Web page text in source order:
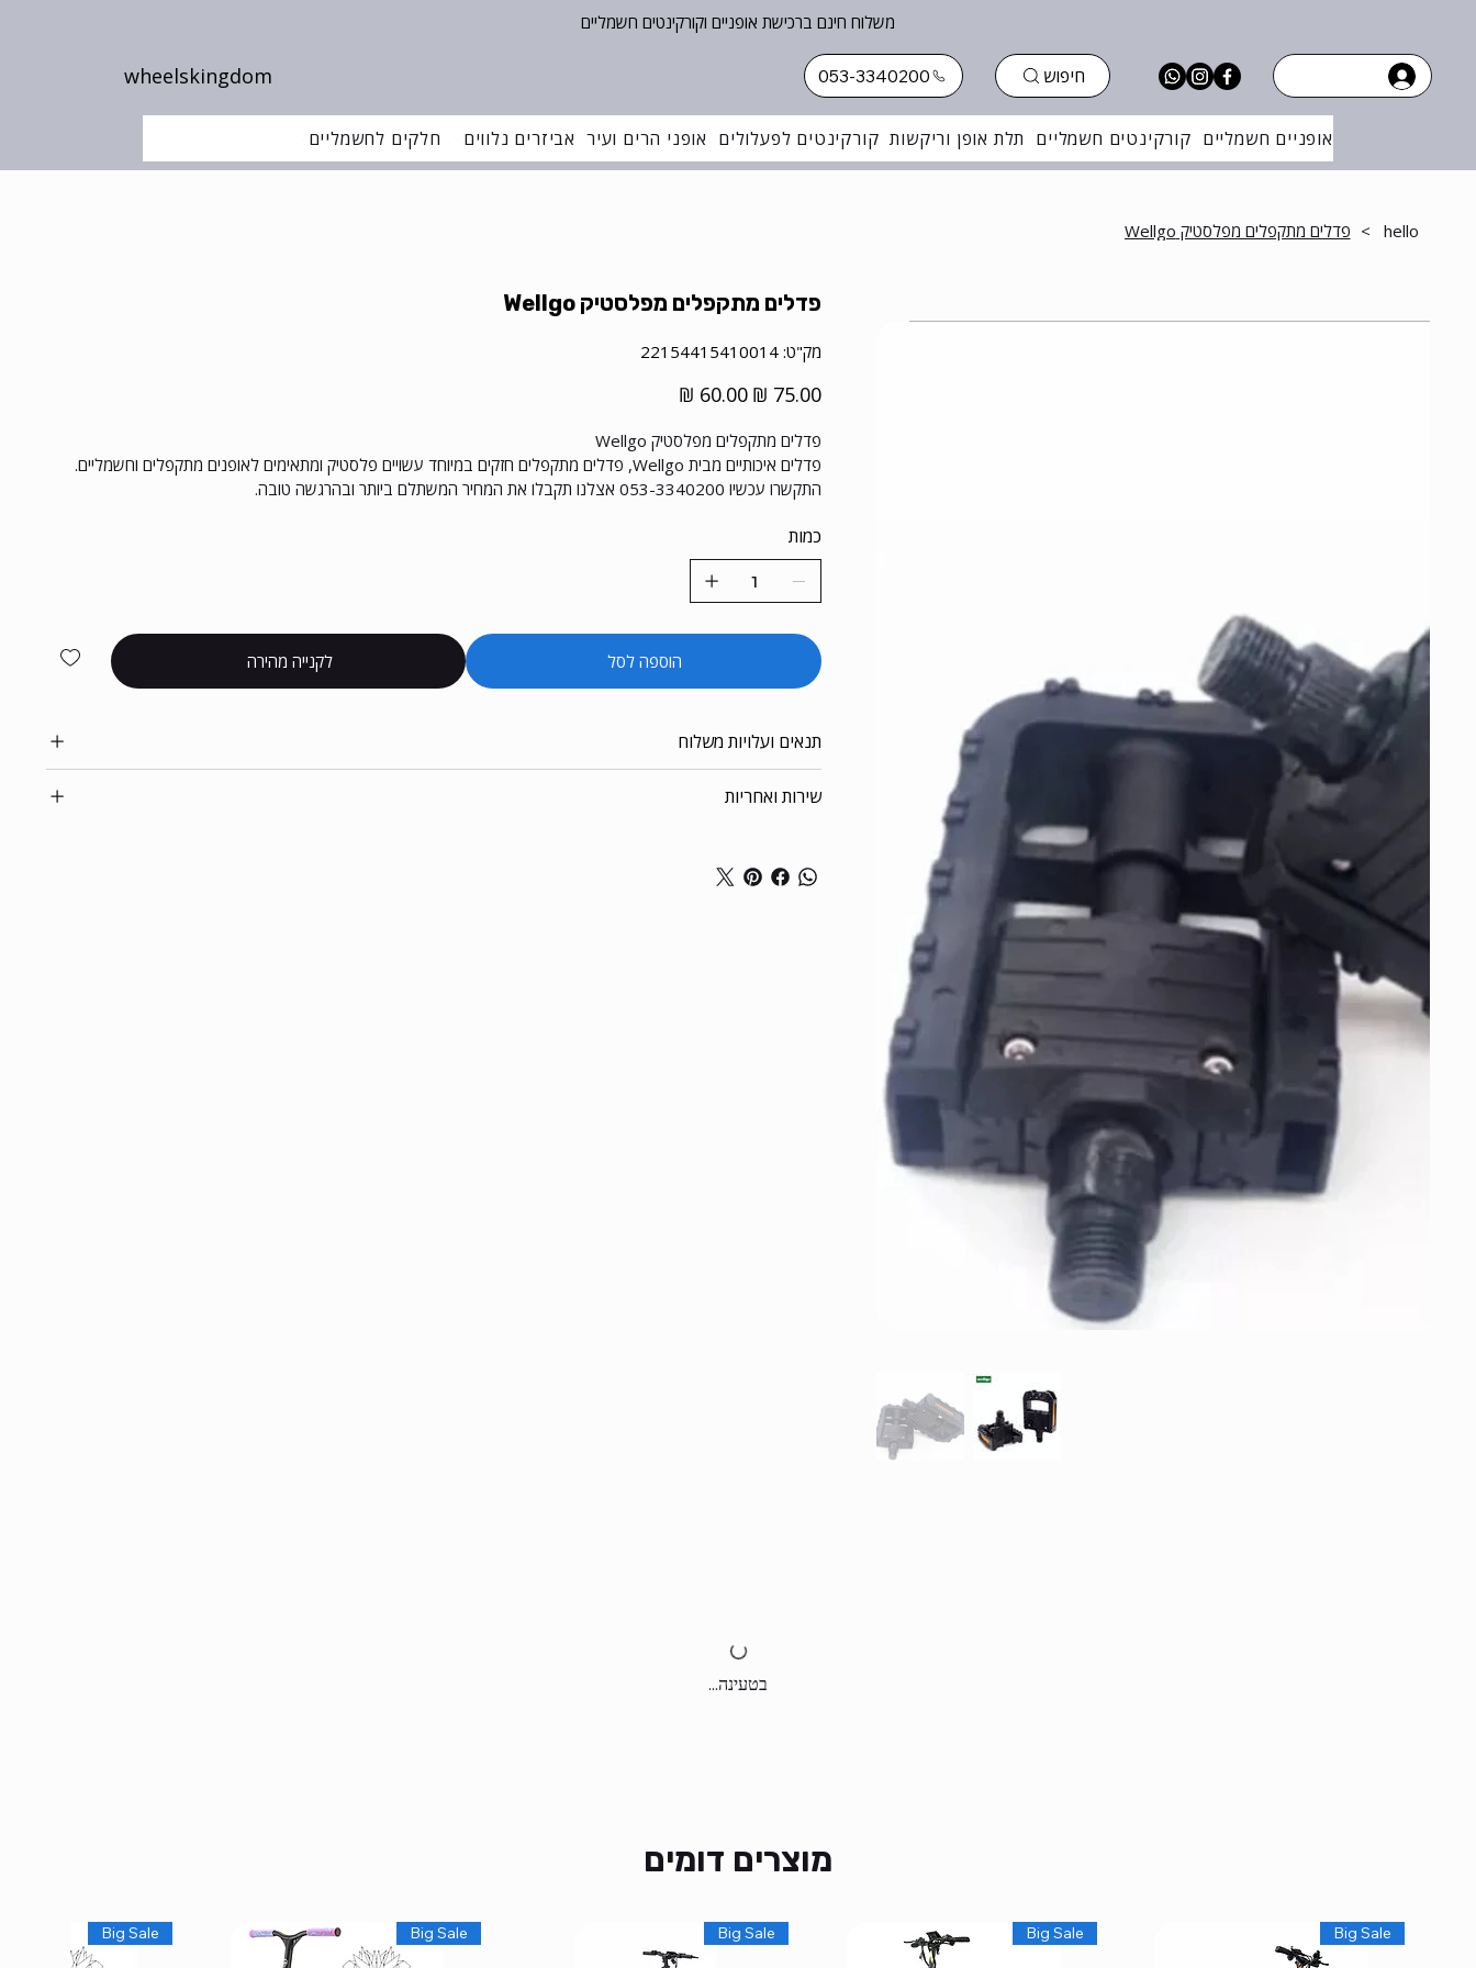
משלוח חינם ברכישת אופניים וקורקינטים חשמליים
חיפוש 053-3340200
wheelskingdom
אופניים חשמליים קורקינטים חשמליים תלת אופן וריקשות קורקינטים לפעלולים אופני הרים ועיר אביזרים נלווים חלקים לחשמליים
hello
> פדלים מתקפלים מפלסטיק Wellgo
פדלים מתקפלים מפלסטיק Wellgo
מק"ט:
מק"ט
22154415410014
22154415410014
מחיר
מקורי
‏75.00 ‏₪
מחיר
מבצע
‏60.00 ‏₪
פדלים מתקפלים מפלסטיק Wellgo
פדלים איכותיים מבית Wellgo, פדלים מתקפלים חזקים במיוחד עשויים פלסטיק ומתאימים לאופנים מתקפלים וחשמליים.
התקשרו עכשיו 053-3340200 אצלנו תקבלו את המחיר המשתלם ביותר ובהרגשה טובה.
כמות
הוספה לסל לקנייה מהירה
תנאים ועלויות משלוח
שירות ואחריות
בטעינה...
מוצרים דומים
Big Sale
Big Sale
Big Sale
Big Sale
Big Sale